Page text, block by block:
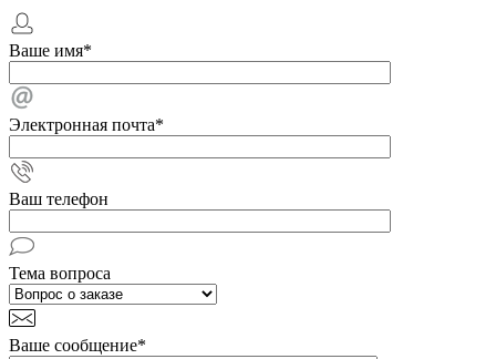
Ваше имя*
Электронная почта*
Ваш телефон
Тема вопроса
Ваше сообщение*